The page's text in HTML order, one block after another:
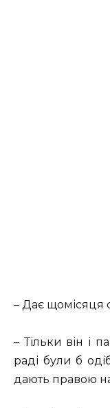
– Дає щомісяця
– Тільки він і
раді були б
дають правою на